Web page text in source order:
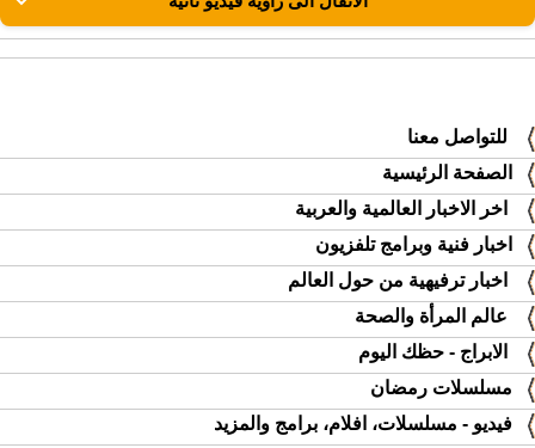
للتواصل معنا
الصفحة الرئيسية
اخر الاخبار العالمية والعربية
اخبار فنية وبرامج تلفزيون
اخبار ترفيهية من حول العالم
عالم المرأة والصحة
الابراج - حظك اليوم
مسلسلات رمضان
فيديو - مسلسلات، افلام، برامج والمزيد